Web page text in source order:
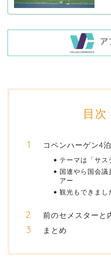
目次
コペンハーゲン4
テーマは「サス
国連やら国会議
アー
観光もできまし
前のセメスターと
まとめ